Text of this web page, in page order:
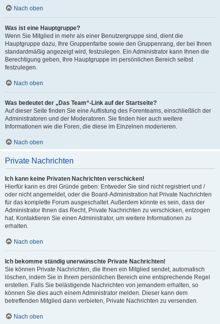
Nach oben
Was ist eine Hauptgruppe?
Wenn Sie Mitglied in mehr als einer Benutzergruppe sind, dient die
Hauptgruppe dazu, Ihre Gruppenfarbe sowie den Gruppenrang, der bei Ihnen
standardmäßig angezeigt wird, festzulegen. Ein Administrator kann Ihnen die
Berechtigung geben, Ihre Hauptgruppe im persönlichen Bereich selbst
festzulegen.
Nach oben
Was bedeutet der „Das Team“-Link auf der Startseite?
Auf dieser Seite finden Sie eine Auflistung des Forenteams, einschließlich der
Administratoren und der Moderatoren. Sie finden hier auch weitere
Informationen wie die Foren, die diese im Einzelnen moderieren.
Nach oben
Private Nachrichten
Ich kann keine Privaten Nachrichten verschicken!
Hierfür kann es drei Gründe geben: Entweder Sie sind nicht registriert und /
oder nicht angemeldet, oder die Board-Administration hat Private Nachrichten
für das komplette Forum ausgeschaltet. Außerdem könnte es sein, dass der
Administrator Ihnen das Recht, Private Nachrichten zu verschicken, entzogen
hat. Kontaktieren Sie einen Administrator, um weitere Informationen zu
erhalten.
Nach oben
Ich bekomme ständig unerwünschte Private Nachrichten!
Sie können Private Nachrichten, die Ihnen ein Mitglied sendet, automatisch
löschen, indem Sie in Ihrem persönlichen Bereich eine entsprechende Regel
erstellen. Falls Sie belästigende Nachrichten von jemandem erhalten, so
können Sie dies auch einem Administrator melden. Dieser kann dem
betreffenden Mitglied dann verbieten, Private Nachrichten zu versenden.
Nach oben